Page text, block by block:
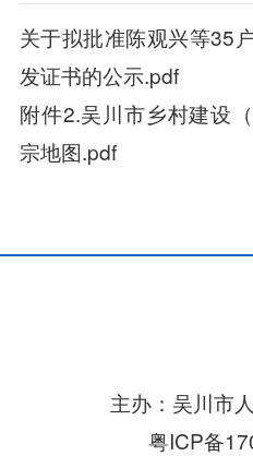
关于拟批准陈观兴等35
发证书的公示.pdf
附件2.吴川市乡村建设
宗地图.pdf
主办：吴川市
粤ICP备